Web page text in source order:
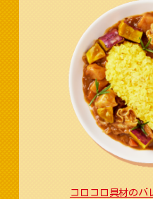
コロコロ具材の